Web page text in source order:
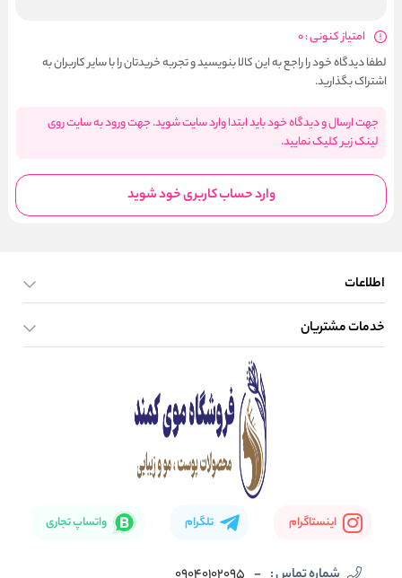
امتیاز کنونی : 0
لطفا دیدگاه خود را راجع به این کالا بنویسید و تجربه خریدتان را با سایر کاربران به
اشتراک بگذارید.
جهت ارسال و دیدگاه خود باید ابتدا وارد سایت شوید. جهت ورود به سایت روی
لینک زیر کلیک نمایید.
وارد حساب کاربری خود شوید
اطلاعات
صفحه اصلی
خدمات مشتریان
اینستاگرام تلگرام واتساپ تجاری